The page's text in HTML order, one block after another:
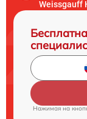
Weissgauff
Нажимая на